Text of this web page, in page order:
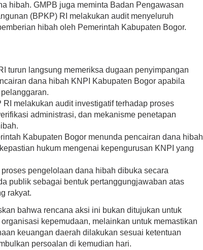
hibah. GMPB juga meminta Badan Pengawasan
(BPKP) RI melakukan audit menyeluruh
hibah oleh Pemerintah Kabupaten Bogor.
turun langsung memeriksa dugaan penyimpangan
dana hibah KNPI Kabupaten Bogor apabila
RI melakukan audit investigatif terhadap proses
administrasi, dan mekanisme penetapan
Kabupaten Bogor menunda pencairan dana hibah
hukum mengenai kepengurusan KNPI yang
pengelolaan dana hibah dibuka secara
publik sebagai bentuk pertanggungjawaban atas
rakyat.
bahwa rencana aksi ini bukan ditujukan untuk
kepemudaan, melainkan untuk memastikan
keuangan daerah dilakukan sesuai ketentuan
persoalan di kemudian hari.